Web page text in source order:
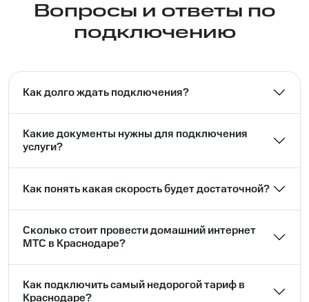
Вопросы и ответы по
подключению
Как долго ждать подключения?
Какие документы нужны для подключения
услуги?
Как понять какая скорость будет достаточной?
Сколько стоит провести домашний интернет
МТС в Краснодаре?
Как подключить самый недорогой тариф в
Краснодаре?